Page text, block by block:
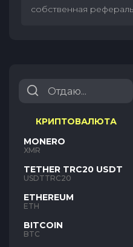
собственная
КРИПТОВАЛЮТА
MONERO
XMR
TETHER TRC20 USDT
USDTTRC20
ETHEREUM
ETH
BITCOIN
BTC